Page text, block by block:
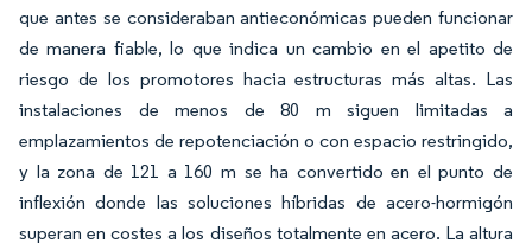
que antes se consideraban antieconómicas pueden funcionar
de manera fiable, lo que indica un cambio en el apetito de
riesgo de los promotores hacia estructuras más altas. Las
instalaciones de menos de 80 m siguen limitadas a
emplazamientos de repotenciación o con espacio restringido,
y la zona de 121 a 160 m se ha convertido en el punto de
inflexión donde las soluciones híbridas de acero-hormigón
superan en costes a los diseños totalmente en acero. La altura